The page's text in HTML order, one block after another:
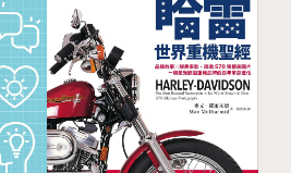
易，季線、半年線則是用來
就是買入的好時機？
亡交叉」就應該要賣？
票？
關係
！
K線圖
與週K線圖
現的大陰線